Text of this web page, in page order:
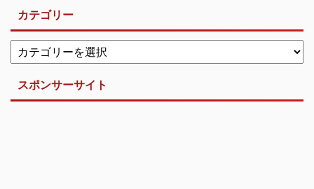
カテゴリー
スポンサーサイト